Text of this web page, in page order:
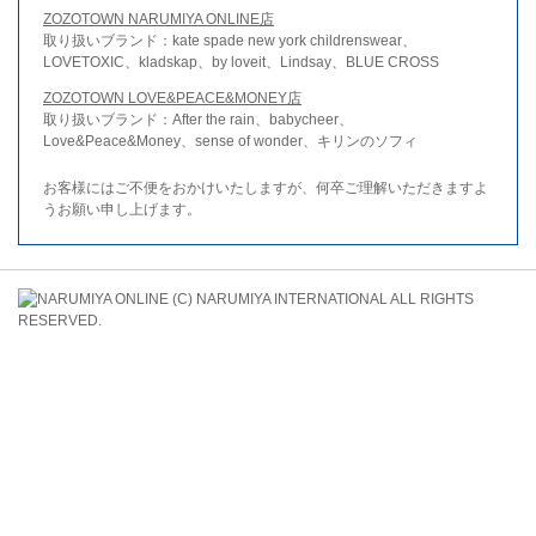
ZOZOTOWN NARUMIYA ONLINE店
取り扱いブランド：kate spade new york childrenswear、
LOVETOXIC、kladskap、by loveit、Lindsay、BLUE CROSS
ZOZOTOWN LOVE&PEACE&MONEY店
取り扱いブランド：After the rain、babycheer、
Love&Peace&Money、sense of wonder、キリンのソフィ
お客様にはご不便をおかけいたしますが、何卒ご理解いただきますよ
うお願い申し上げます。